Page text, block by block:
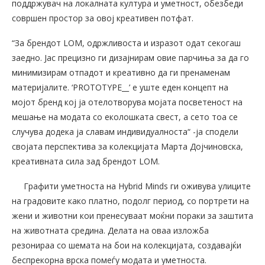
поддржувач на локалната култура и уметност, обезбеди
совршен простор за овој креативен потфат.
“За брендот LOM, одржливоста и изразот одат секогаш
заедно. Јас прецизно ги дизајнирам овие парчиња за да го
минимизирам отпадот и креативно да ги пренаменам
материјалите. ‘PROTOTYPE__’ е уште еден концепт на
мојот бренд кој ја отелотворува мојата посветеност на
мешање на модата со еколошката свест, а сето тоа се
случува додека ја славам индивидуалноста“ -ја сподели
својата перспектива за колекцијата Марта Дојчиновска,
креативната сила зад брендот LOM.
Графити уметноста на Hybrid Minds ги оживува улиците
на градовите како платно, подолг период, со портрети на
жени и животни кои пренесуваат моќни пораки за заштита
на животната средина. Делата на оваа изложба
резонираа со шемата на бои на колекцијата, создавајќи
беспрекорна врска помеѓу модата и уметноста.